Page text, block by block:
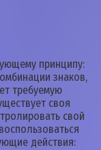
принципу:
знаков,
требуемую
своя
свой
действия: